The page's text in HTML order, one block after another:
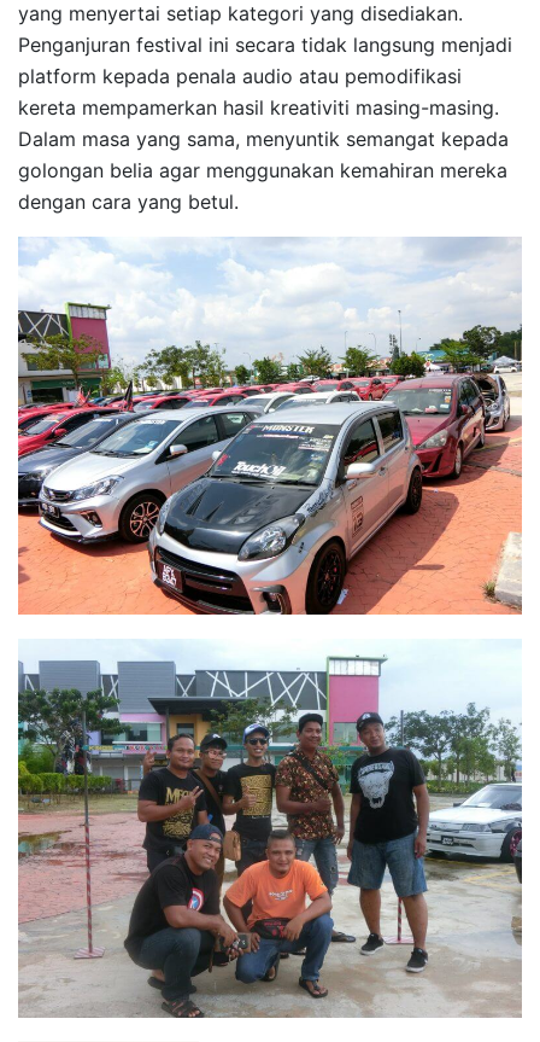
yang menyertai setiap kategori yang disediakan.
Penganjuran festival ini secara tidak langsung menjadi
platform kepada penala audio atau pemodifikasi
kereta mempamerkan hasil kreativiti masing-masing.
Dalam masa yang sama, menyuntik semangat kepada
golongan belia agar menggunakan kemahiran mereka
dengan cara yang betul.